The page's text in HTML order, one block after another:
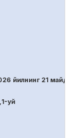
йилнинг 21
уй